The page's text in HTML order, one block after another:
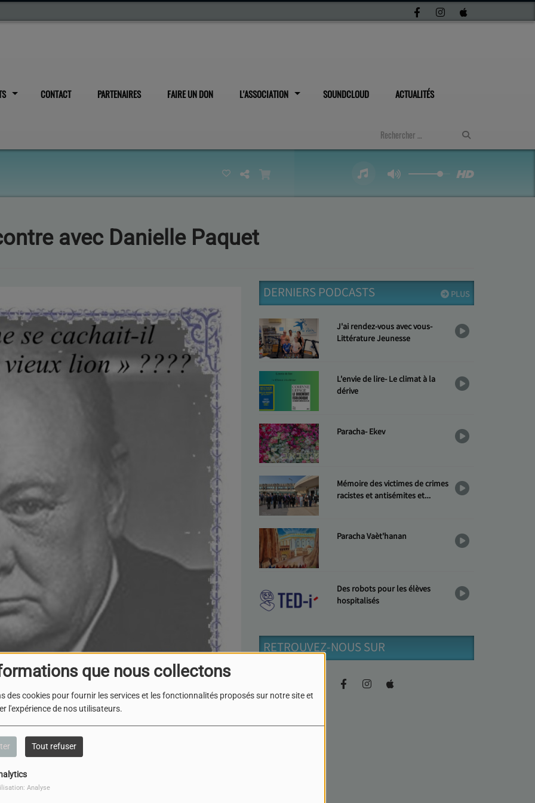
que nous collectons
des cookies pour fournir les services et les fonctionnalités proposés sur notre site et
l'expérience de nos utilisateurs.
Tout refuser
Analyse
CONTACT PARTENAIRES FAIRE UN DON L'ASSOCIATION SOUNDCLOUD ACTUALITÉS
avec Danielle Paquet
PLUS
DERNIERS PODCASTS
J'ai rendez-vous avec vous-
Littérature Jeunesse
L'envie de lire- Le climat à la
dérive
Paracha- Ekev
Mémoire des victimes de crimes
racistes et antisémites et
Paracha Vaèt'hanan
Des robots pour les élèves
hospitalisés
RETROUVEZ-NOUS SUR